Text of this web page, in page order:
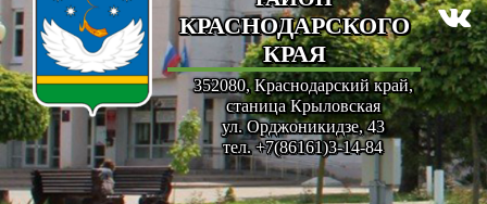
КРАСНОДАРСКОГО
КРАЯ
352080, Краснодарский край,
станица Крыловская
ул. Орджоникидзе, 43
тел. +7(86161)3-14-84